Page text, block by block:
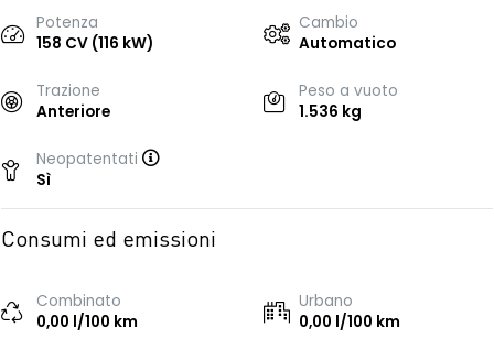
Potenza
158 CV (116 kW)
Cambio
Automatico
Trazione
Anteriore
Peso a vuoto
1.536 kg
Neopatentati
Sì
Consumi ed emissioni
Combinato
0,00 l/100 km
Urbano
0,00 l/100 km